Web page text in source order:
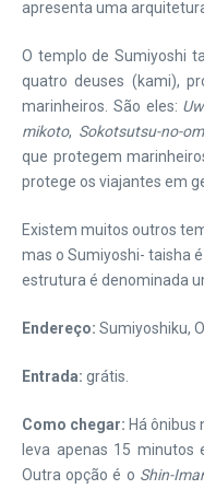
apresenta uma
O templo de Sumiyoshi
quatro deuses (kami),
marinheiros. São eles:
mikoto, Sokotsutsu-no-
que protegem
protege os viajantes em
Existem muitos outros
mas o Sumiyoshi- taisha
estrutura é denominada
Endereço: Sumiyoshiku,
Entrada: grátis.
Como chegar: Há ônibus
leva apenas 15 minutos
Outra opção é o Shin-